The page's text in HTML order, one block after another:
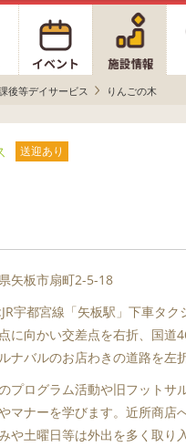
後等デイサービス りんごの木
送迎あり
矢板市扇町2-5-18
宇都宮線「矢板駅」下車タ
に向かい交差点を右折、国道
ナバルのお店わきの道路を左
プログラム活動や旧フットサ
マナーを学びます。近所商店
や土曜日等は外出を多く取り